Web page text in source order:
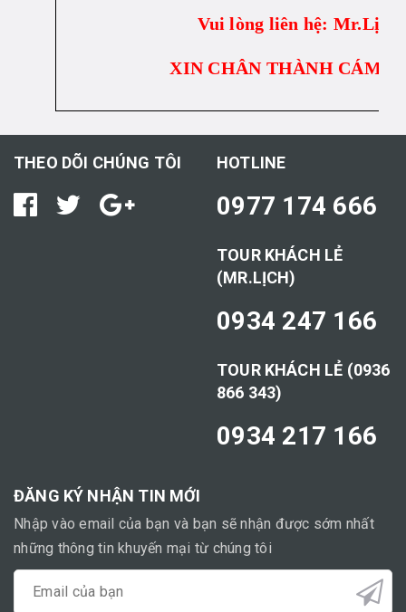
Vui lòng liên hệ: Mr.Lịch
XIN CHÂN THÀNH CÁM
THEO DÕI CHÚNG TÔI HOTLINE
0977 174 666
TOUR KHÁCH LẺ
(MR.LỊCH)
0934 247 166
TOUR KHÁCH LẺ (0936
866 343)
0934 217 166
ĐĂNG KÝ NHẬN TIN MỚI
Nhập vào email của bạn và bạn sẽ nhận được sớm nhất
những thông tin khuyến mại từ chúng tôi